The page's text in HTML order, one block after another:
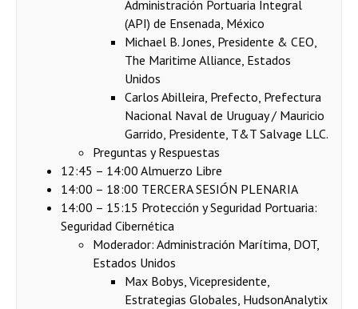
Administración Portuaria Integral
(API) de Ensenada, México
Michael B. Jones, Presidente & CEO,
The Maritime Alliance, Estados
Unidos
Carlos Abilleira, Prefecto, Prefectura
Nacional Naval de Uruguay / Mauricio
Garrido, Presidente, T&T Salvage LLC.
Preguntas y Respuestas
12:45 – 14:00 Almuerzo Libre
14:00 – 18:00 TERCERA SESIÓN PLENARIA
14:00 – 15:15 Protección y Seguridad Portuaria:
Seguridad Cibernética
Moderador: Administración Marítima, DOT,
Estados Unidos
Max Bobys, Vicepresidente,
Estrategias Globales, HudsonAnalytix